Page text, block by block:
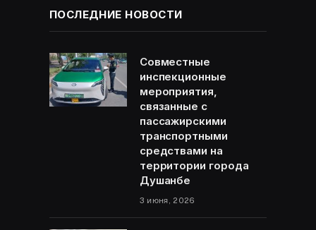
ПОСЛЕДНИЕ НОВОСТИ
Совместные
инспекционные
мероприятия,
связанные с
пассажирскими
транспортными
средствами на
территории города
Душанбе
3 июня, 2026